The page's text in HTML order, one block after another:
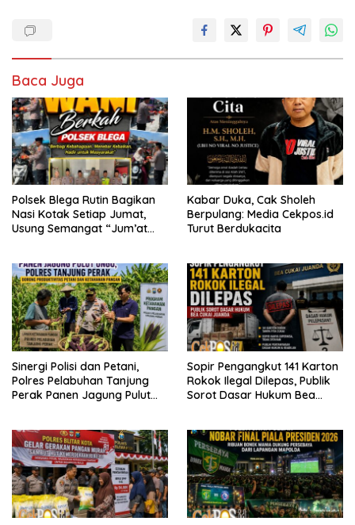
Baca Juga
Polsek Blega Rutin Bagikan
Nasi Kotak Setiap Jumat,
Usung Semangat “Jum’at
Kabar Duka, Cak Sholeh
Berpulang: Media Cekpos.id
Turut Berdukacita
Sinergi Polisi dan Petani,
Polres Pelabuhan Tanjung
Perak Panen Jagung Pulut
Sopir Pengangkut 141 Karton
Rokok Ilegal Dilepas, Publik
Sorot Dasar Hukum Bea